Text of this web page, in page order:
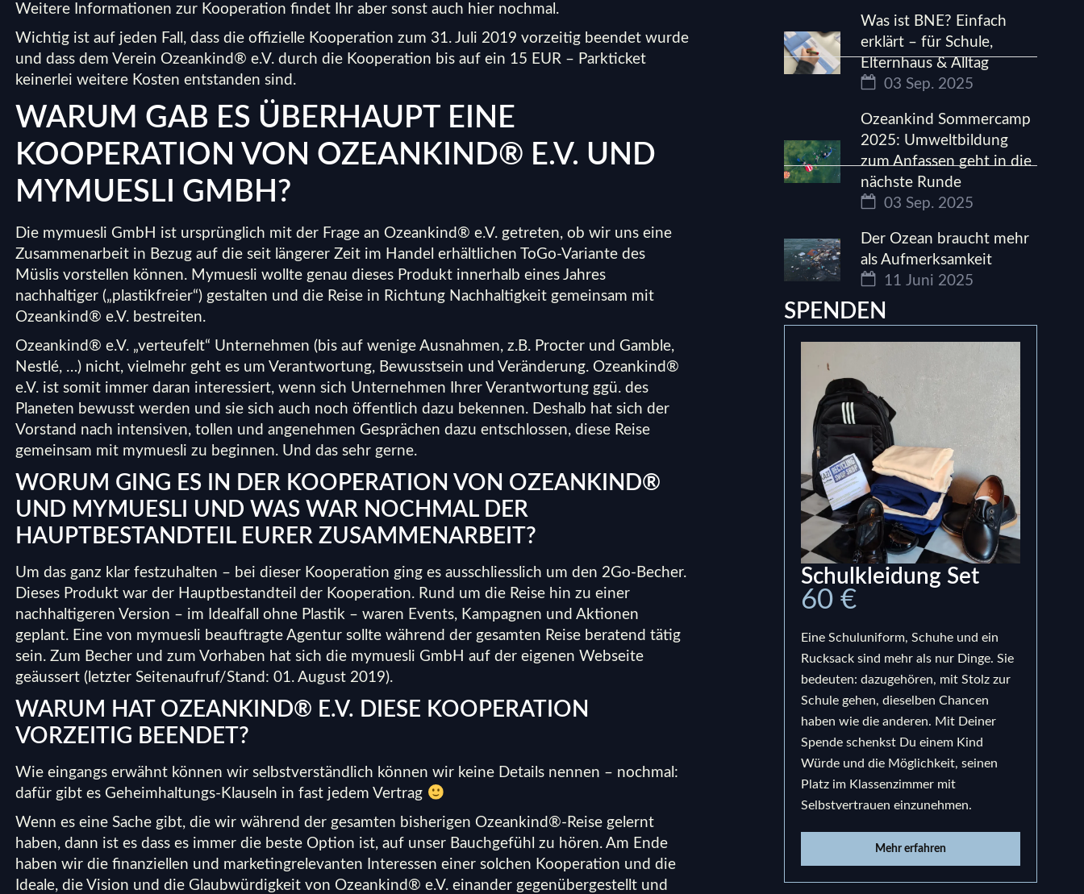
Weitere Informationen zur Kooperation findet Ihr aber sonst auch hier nochmal.
Wichtig ist auf jeden Fall, dass die offizielle Kooperation zum 31. Juli 2019 vorzeitig beendet wurde
und dass dem Verein Ozeankind® e.V. durch die Kooperation bis auf ein 15 EUR – Parkticket
keinerlei weitere Kosten entstanden sind.
WARUM GAB ES ÜBERHAUPT EINE
KOOPERATION VON OZEANKIND® E.V. UND
MYMUESLI GMBH?
Die mymuesli GmbH ist ursprünglich mit der Frage an Ozeankind® e.V. getreten, ob wir uns eine
Zusammenarbeit in Bezug auf die seit längerer Zeit im Handel erhältlichen ToGo-Variante des
Müslis vorstellen können. Mymuesli wollte genau dieses Produkt innerhalb eines Jahres
nachhaltiger („plastikfreier“) gestalten und die Reise in Richtung Nachhaltigkeit gemeinsam mit
Ozeankind® e.V. bestreiten.
Ozeankind® e.V. „verteufelt“ Unternehmen (bis auf wenige Ausnahmen, z.B. Procter und Gamble,
Nestlé, …) nicht, vielmehr geht es um Verantwortung, Bewusstsein und Veränderung. Ozeankind®
e.V. ist somit immer daran interessiert, wenn sich Unternehmen Ihrer Verantwortung ggü. des
Planeten bewusst werden und sie sich auch noch öffentlich dazu bekennen. Deshalb hat sich der
Vorstand nach intensiven, tollen und angenehmen Gesprächen dazu entschlossen, diese Reise
gemeinsam mit mymuesli zu beginnen. Und das sehr gerne.
WORUM GING ES IN DER KOOPERATION VON OZEANKIND®
UND MYMUESLI UND WAS WAR NOCHMAL DER
HAUPTBESTANDTEIL EURER ZUSAMMENARBEIT?
Um das ganz klar festzuhalten – bei dieser Kooperation ging es ausschliesslich um den 2Go-Becher.
Dieses Produkt war der Hauptbestandteil der Kooperation. Rund um die Reise hin zu einer
nachhaltigeren Version – im Idealfall ohne Plastik – waren Events, Kampagnen und Aktionen
geplant. Eine von mymuesli beauftragte Agentur sollte während der gesamten Reise beratend tätig
sein. Zum Becher und zum Vorhaben hat sich die mymuesli GmbH auf der eigenenWebseite
geäussert (letzter Seitenaufruf/Stand: 01. August 2019).
WARUM HAT OZEANKIND® E.V. DIESE KOOPERATION
VORZEITIG BEENDET?
Wie eingangs erwähnt können wir selbstverständlich können wir keine Details nennen – nochmal:
dafür gibt es Geheimhaltungs-Klauseln in fast jedem Vertrag
Wenn es eine Sache gibt, die wir während der gesamten bisherigen Ozeankind®-Reise gelernt
haben, dann ist es dass es immer die beste Option ist, auf unser Bauchgefühl zu hören. Am Ende
haben wir die finanziellen und marketingrelevanten Interessen einer solchen Kooperation und die
Ideale, die Vision und die Glaubwürdigkeit von Ozeankind® e.V. einander gegenübergestellt und
Was ist BNE? Einfach
erklärt – für Schule,
Elternhaus & Alltag
03 Sep. 2025
Ozeankind Sommercamp
2025: Umweltbildung
zum Anfassen geht in die
nächste Runde
03 Sep. 2025
Der Ozean braucht mehr
als Aufmerksamkeit
11 Juni 2025
SPENDEN
Schulkleidung Set
60 €
Eine Schuluniform, Schuhe und ein
Rucksack sind mehr als nur Dinge. Sie
bedeuten: dazugehören, mit Stolz zur
Schule gehen, dieselben Chancen
haben wie die anderen. Mit Deiner
Spende schenkst Du einem Kind
Würde und die Möglichkeit, seinen
Platz im Klassenzimmer mit
Selbstvertrauen einzunehmen.
Mehr erfahren